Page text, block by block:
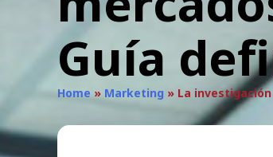
Guía
Home » Marketing » La